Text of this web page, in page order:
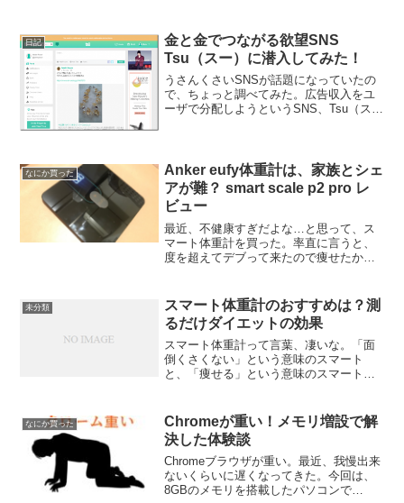
やつ。 そこまで我慢しなきゃいけないな
ら、モテなくてもい...
日記
金と金でつながる欲望SNS
Tsu（スー）に潜入してみた！
うさんくさいSNSが話題になっていたの
で、ちょっと調べてみた。広告収入をユ
ーザで分配しようというSNS、Tsu（ス
る。 コンテンツ...
なにか買った
Anker eufy体重計は、家族とシェ
アが難？ smart scale p2 pro レ
ビュー
最近、不健康すぎだよな…と思って、ス
マート体重計を買った。率直に言うと、
度を超えてデブって来たので痩せたかっ
メーカーとして、タニタやオム...
未分類
スマート体重計のおすすめは？測
るだけダイエットの効果
スマート体重計って言葉、凄いな。「面
倒くさくない」という意味のスマート
と、「痩せる」という意味のスマートの
フ化できるというのは素晴らしい。スマ
ート体重計の選び方スマート...
なにか買った
Chromeが重い！メモリ増設で解
決した体験談
Chromeブラウザが重い。最近、我慢出来
ないくらいに遅くなってきた。今回は、
8GBのメモリを搭載したパソコンで